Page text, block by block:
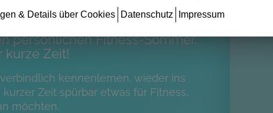
10er-Karte für nur 49 Euro*
und
persönlichen Fitness-Sommer.
kurze Zeit!
kennenlernen, wieder ins
Zeit spürbar etwas für Fitness,
möchten.
& Details über Cookies Datenschutz Impressum